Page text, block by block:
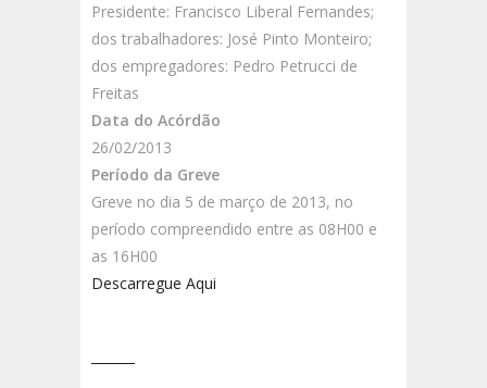
Presidente: Francisco Liberal Fernandes;
dos trabalhadores: José Pinto Monteiro;
dos empregadores: Pedro Petrucci de
Freitas
Data do Acórdão
26/02/2013
Período da Greve
Greve no dia 5 de março de 2013, no
período compreendido entre as 08H00 e
as 16H00
Descarregue Aqui